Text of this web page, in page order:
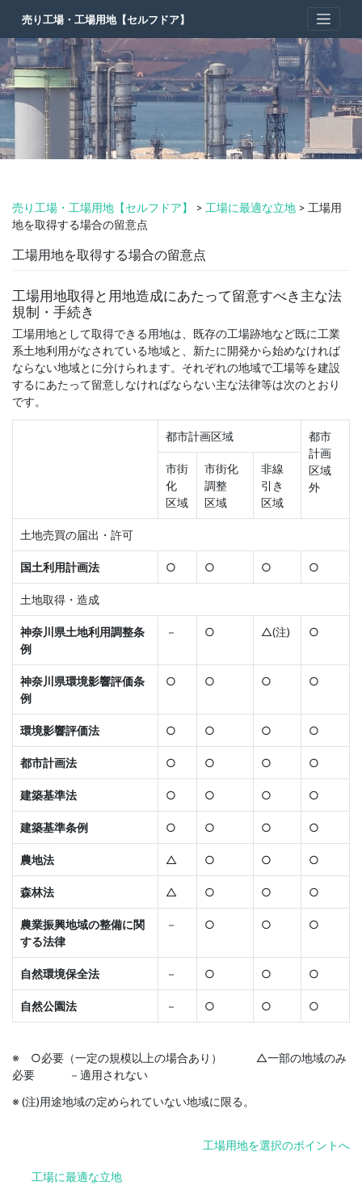
content
売り工場・工場用地【セルフドア】
売り工場・工場用地【セルフドア】 > 工場に最適な立地 > 工場用
地を取得する場合の留意点
工場用地を取得する場合の留意点
工場用地取得と用地造成にあたって留意すべき主な法
規制・手続き
工場用地として取得できる用地は、既存の工場跡地など既に工業
系土地利用がなされている地域と、新たに開発から始めなければ
ならない地域とに分けられます。それぞれの地域で工場等を建設
するにあたって留意しなければならない主な法律等は次のとおり
です。
都市計画区域
都市
計画
区域
外
市街
化
区域
市街化
調整
区域
非線
引き
区域
土地売買の届出・許可
国土利用計画法 ○ ○ ○ ○
土地取得・造成
神奈川県土地利用調整条
例
－ ○ △(注) ○
神奈川県環境影響評価条
例
○ ○ ○ ○
環境影響評価法 ○ ○ ○ ○
都市計画法 ○ ○ ○ ○
建築基準法 ○ ○ ○ ○
建築基準条例 ○ ○ ○ ○
農地法 △ ○ ○ ○
森林法 △ ○ ○ ○
農業振興地域の整備に関
する法律
－ ○ ○ ○
自然環境保全法 － ○ ○ ○
自然公園法 － ○ ○ ○
※ ○必要（一定の規模以上の場合あり） △一部の地域のみ
必要 －適用されない
※ (注)用途地域の定められていない地域に限る。
工場用地を選択のポイントへ
工場に最適な立地